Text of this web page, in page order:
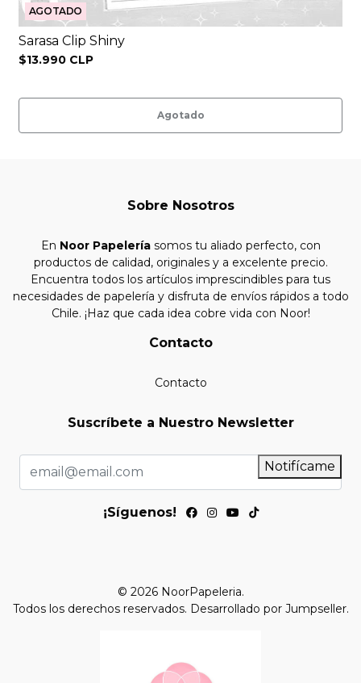
AGOTADO
Sarasa Clip Shiny
$13.990 CLP
Agotado
Sobre Nosotros
En Noor Papeleríasomos tu aliado perfecto, con
productos de calidad, originales y a excelente precio.
Encuentra todos los artículos imprescindibles para tus
necesidades de papelería y disfruta de envíos rápidos a todo
Chile. ¡Haz que cada idea cobre vida con Noor!
Contacto
Contacto
Suscríbete a Nuestro Newsletter
Notifícame
¡Síguenos!
© 2026 NoorPapeleria.
Todos los derechos reservados. Desarrollado por Jumpseller.